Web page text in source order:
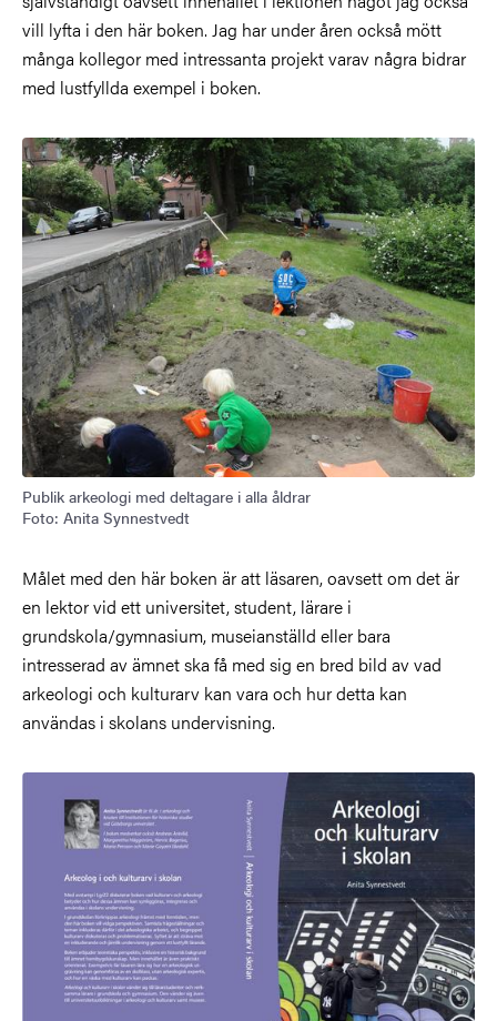
vill lyfta i den här boken. Jag har under åren också mött
många kollegor med intressanta projekt varav några bidrar
med lustfyllda exempel i boken.
Publik arkeologi med deltagare i alla åldrar
Foto: Anita Synnestvedt
Målet med den här boken är att läsaren, oavsett om det är
en lektor vid ett universitet, student, lärare i
grundskola/gymnasium, museianställd eller bara
intresserad av ämnet ska få med sig en bred bild av vad
arkeologi och kulturarv kan vara och hur detta kan
användas i skolans undervisning.